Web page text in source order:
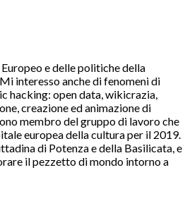
e delle politiche della
interesso anche di fenomeni di
hacking: open data, wikicrazia,
creazione ed animazione di
membro del gruppo di lavoro che
europea della cultura per il 2019.
di Potenza e della Basilicata, e
il pezzetto di mondo intorno a